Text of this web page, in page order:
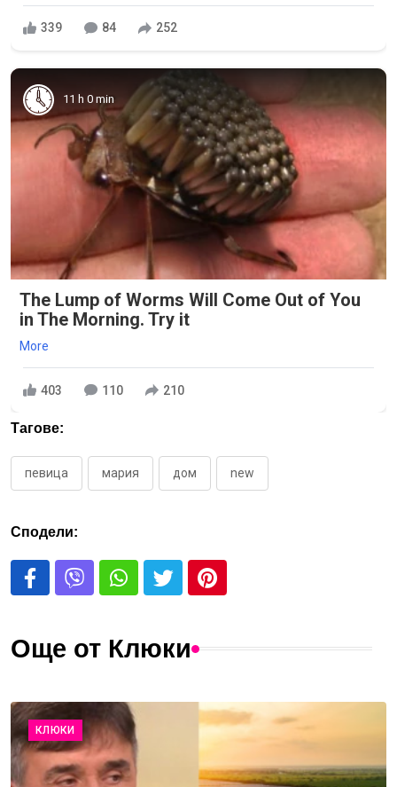
339 84 252
11 h 0 min
The Lump of Worms Will Come Out of You
in The Morning. Try it
More
403 110 210
Тагове:
певица мария дом new
Сподели:
Още от Клюки
КЛЮКИ